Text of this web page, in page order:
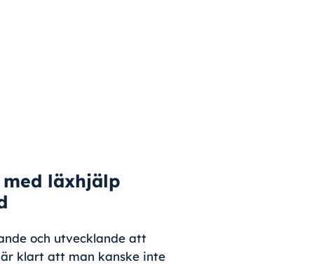
läxhjälp
och utvecklande att
klart att man kanske inte